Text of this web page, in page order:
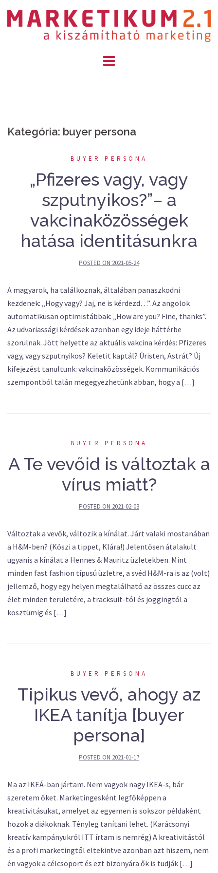
Kategória: buyer persona
BUYER PERSONA
„Pfizeres vagy, vagy
szputnyikos?”– a
vakcinaközösségek
hatása identitásunkra
POSTED ON 2021-05-24
A magyarok, ha találkoznak, általában panaszkodni
kezdenek: „Hogy vagy? Jaj, ne is kérdezd…”. Az angolok
automatikusan optimistábbak: „How are you? Fine, thanks”.
Az udvariassági kérdések azonban egy ideje háttérbe
szorulnak. Jött helyette az aktuális vakcina kérdés: Pfizeres
vagy, vagy szputnyikos? Keletit kaptál? Úristen, Astrát? Új
kifejezést tanultunk: vakcinaközösségek. Kommunikációs
szempontból talán megegyezhetünk abban, hogy a […]
BUYER PERSONA
A Te vevőid is változtak a
vírus miatt?
POSTED ON 2021-02-03
Változtak a vevők, változik a kínálat. Járt valaki mostanában
a H&M-ben? (Köszi a tippet, Klára!) Jelentősen átalakult
ugyanis a kínálat a Hennes & Mauritz üzletekben. Mint
minden fast fashion típusú üzletre, a svéd H&M-ra is az (volt)
jellemző, hogy egy helyen megtalálható az összes cucc az
élet minden területére, a tracksuit-tól és joggingtól a
kosztümig és […]
BUYER PERSONA
Tipikus vevő, ahogy az
IKEA tanítja [buyer
persona]
POSTED ON 2021-01-17
Ma az IKEÁ-ban jártam. Nem vagyok nagy IKEA-s, bár
szeretem őket. Marketingesként legfőképpen a
kreativitásukat, amelyet az egyemen is sokszor példaként
hozok a diákoknak. Tényleg tanítani lehet. (Karácsonyi
kreatív kampányukról ITT írtam is nemrég) A kreativitástól
és a profi marketingtől eltekintve azonban azt hiszem, nem
én vagyok a célcsoport és ezt bizonyára ők is tudják […]